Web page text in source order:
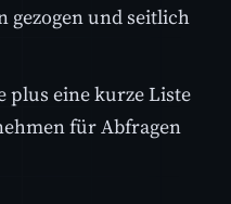
und seitlich
plus eine kurze Liste
für Abfragen